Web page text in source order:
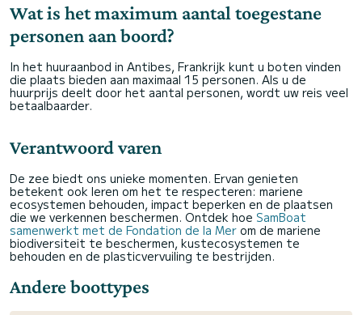
Wat is het maximum aantal toegestane
personen aan boord?
In het huuraanbod in Antibes, Frankrijk kunt u boten vinden
die plaats bieden aan maximaal 15 personen. Als u de
huurprijs deelt door het aantal personen, wordt uw reis veel
betaalbaarder.
Verantwoord varen
De zee biedt ons unieke momenten. Ervan genieten
betekent ook leren om het te respecteren: mariene
ecosystemen behouden, impact beperken en de plaatsen
die we verkennen beschermen. Ontdek hoe SamBoat
samenwerkt met de Fondation de la Mer om de mariene
biodiversiteit te beschermen, kustecosystemen te
behouden en de plasticvervuiling te bestrijden.
Andere boottypes